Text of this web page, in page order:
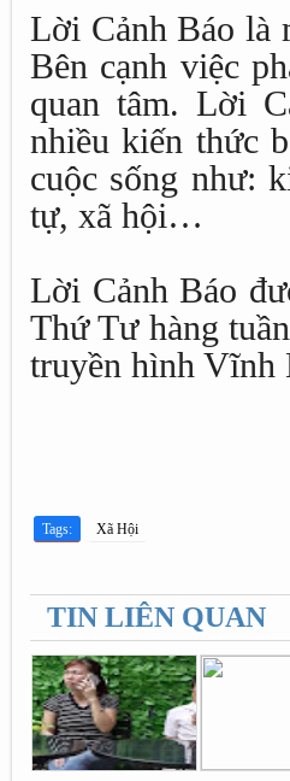
Lời Cảnh Báo là
Bên cạnh việc
quan tâm. Lời
nhiều kiến thức
cuộc sống như:
tự, xã hội…
Lời Cảnh Báo
Thứ Tư hàng
truyền hình Vĩnh
Tags: Xã Hội
TIN LIÊN QUAN